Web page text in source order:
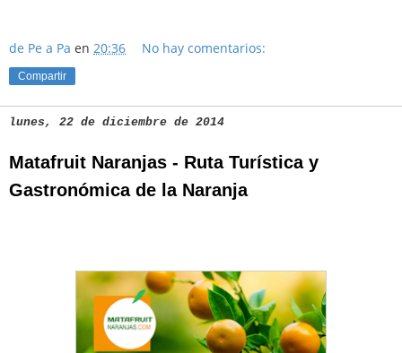
de Pe a Pa en 20:36 No hay comentarios:
Compartir
lunes, 22 de diciembre de 2014
Matafruit Naranjas - Ruta Turística y
Gastronómica de la Naranja